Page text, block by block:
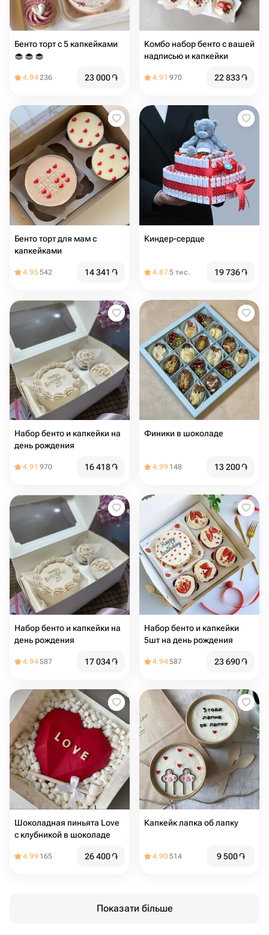
Бенто торт с 5 капкейками
🧁 🧁 🧁
4.94236 23 000֏
Комбо набор бенто с вашей
надписью и капкейки
4.91 970 22 833֏
Бенто торт для мам с
капкейками
4.95542 14 341 ֏
Киндер-сердце
4.875 тис. 19 736֏
Набор бенто и капкейки на
день рождения
4.91 970 16 418֏
Финики в шоколаде
4.99 148 13 200֏
Набор бенто и капкейки на
день рождения
4.94587 17 034֏
Набор бенто и капкейки
5шт на день рождения
4.94587 23 690֏
Шоколадная пиньята Love
с клубникой в шоколаде
4.99 165 26 400֏
Капкейк лапка об лапку
4.90514 9 500֏
Показати більше